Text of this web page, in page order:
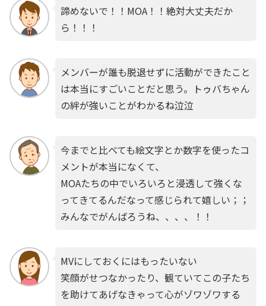
諦めないで！！MOA！！絶対大丈夫だか
ら！！！
メンバーが誰も脱退せずに活動ができたこと
は本当にすごいことだと思う。トゥバちゃん
の絆が強いことがわかるね泣泣
今までと比べても絵文字とか数字を使ったコ
メントが本当になくて、
MOAたちの中でいろいろと浸透して強くな
ってきてるんだなって感じられて嬉しい；；
みんなでがんばろうね、、、、！！
MVにしておくにはもったいない
笑顔がせつなかったり、観ていてこの子たち
を助けてあげなきゃって心がゾワゾワする